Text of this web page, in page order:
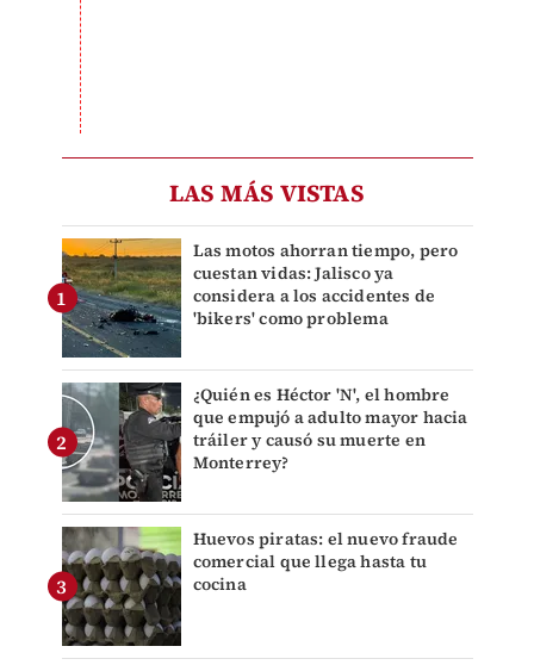
LAS MÁS VISTAS
Las motos ahorran tiempo, pero
cuestan vidas: Jalisco ya
considera a los accidentes de
'bikers' como problema
¿Quién es Héctor 'N', el hombre
que empujó a adulto mayor hacia
tráiler y causó su muerte en
Monterrey?
Huevos piratas: el nuevo fraude
comercial que llega hasta tu
cocina